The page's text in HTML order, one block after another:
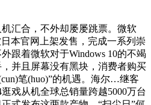
汇合，不外却屡屡跳票。微软
本官网上架发售，完成一系列崇
跟着微软对于Windows 10的不竭
并且屏幕没有黑块，消费者购买
笔(huo)”的机遇。海尔…继客
戏从机全球总销量跨越5000万台